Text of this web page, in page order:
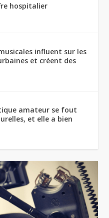
hospitalier
influent sur les
et créent des
amateur se fout
et elle a bien